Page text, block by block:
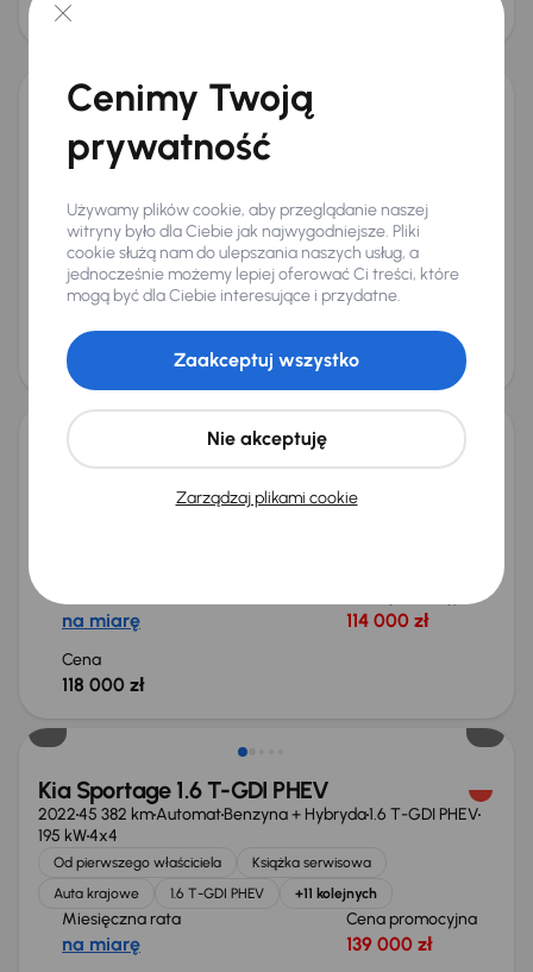
94 000 zł
Kia Sportage 1.6 T-GDI MHEV
202248 480 km AutomatBenzyna + Hybryda
132 kW
4x4
Od pierwszego właściciela
Książka serwisowa
Auta krajowe
1.6 T-GDI MHEV +10 kolejnych
Miesięczna rata
na miarę
Cena promocyjna
111 000 zł
obniżką
116 000 zł
Kia Sportage 1.6 T-GDI MHEV
AutomatBenzyna + Hybryda
na miarę 114 000 zł
Cena
118 000 zł
Taniej o 4 000 zł
Kia Sportage 1.6 T-GDI PHEV
202245 382 kmAutomatBenzyna + Hybryda1.6 T-GDI PHEV
195 kW4x4
Od pierwszego właściciela
Książka serwisowa
Auta krajowe
1.6 T-GDI PHEV +11 kolejnych
Miesięczna rata
na miarę
Cena promocyjna
139 000 zł
Cenimy Twoją
prywatność
Używamy plików cookie, aby przeglądanie naszej
witryny było dla Ciebie jak najwygodniejsze. Pliki
cookie służą nam do ulepszania naszych usług, a
jednocześnie możemy lepiej oferować Ci treści, które
mogą być dla Ciebie interesujące i przydatne.
Zarządzaj plikami cookie
Nie akceptuję
Zaakceptuj wszystko